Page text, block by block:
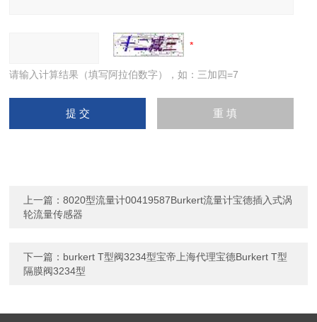
请输入计算结果（填写阿拉伯数字），如：三加四=7
上一篇：8020型流量计00419587Burkert流量计宝德插入式涡
轮流量传感器
下一篇： burkert T型阀3234型宝帝上海代理宝德Burkert T型
隔膜阀3234型